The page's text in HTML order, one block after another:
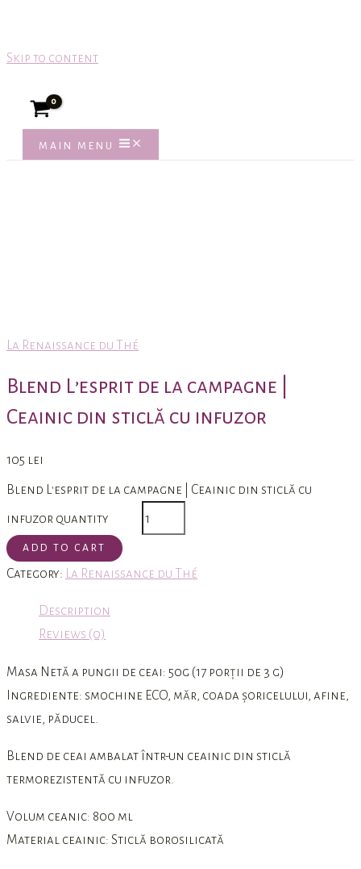
Skip to content
MAIN MENU
Home/Shop/Artisanal infusions by Roha Silva
La Renaissance du Thé
Blend L’esprit de la campagne |
Ceainic din sticlă cu infuzor
105 lei
Blend L'esprit de la campagne | Ceainic din sticlă cu
infuzor quantity
ADD TO CART
Category: La Renaissance du Thé
Description
Reviews (0)
Masa Netă a pungii de ceai: 50g (17 porții de 3 g)
Ingrediente: smochine ECO, măr, coada șoricelului, afine,
salvie, păducel.
Blend de ceai ambalat într-un ceainic din sticlă
termorezistentă cu infuzor.
Volum ceanic: 800 ml
Material ceainic: Sticlă borosilicată